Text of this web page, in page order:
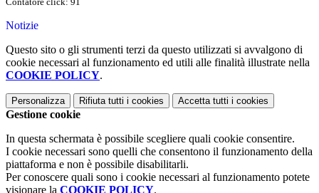
Notizie
Questo sito o gli strumenti terzi da questo utilizzati si avvalgono di
cookie necessari al funzionamento ed utili alle finalità illustrate nella
COOKIE POLICY.
Personalizza Rifiuta tutti i cookies Accetta tutti i cookies
Gestione cookie
In questa schermata è possibile scegliere quali cookie consentire.
I cookie necessari sono quelli che consentono il funzionamento della
piattaforma e non è possibile disabilitarli.
Per conoscere quali sono i cookie necessari al funzionamento potete
visionare la COOKIE POLICY.